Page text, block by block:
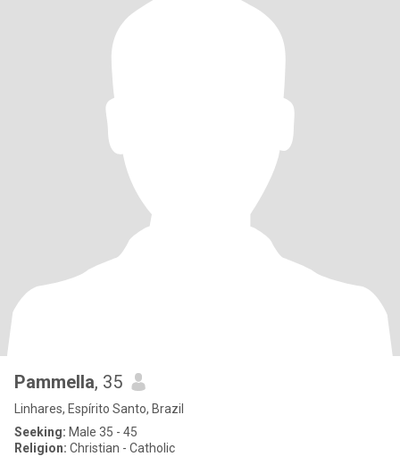
Pammella, 35
Linhares, Espírito Santo, Brazil
Seeking: Male 35 - 45
Religion: Christian - Catholic